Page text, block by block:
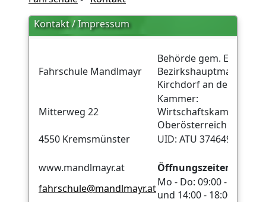
Kontakt / Impressum
Fahrschule Mandlmayr
Behörde gem. ECG:
Kirchdorf an der Krem
Mitterweg 22
Kammer:
Wirtschaftskammer
Oberösterreich
4550 Kremsmünster
UID: ATU 37464908
www.mandlmayr.at
Öffnungszeiten:
fahrschule@mandlmayr.atMo - Do: 09:00 - 12:00
und 14:00 - 18:00